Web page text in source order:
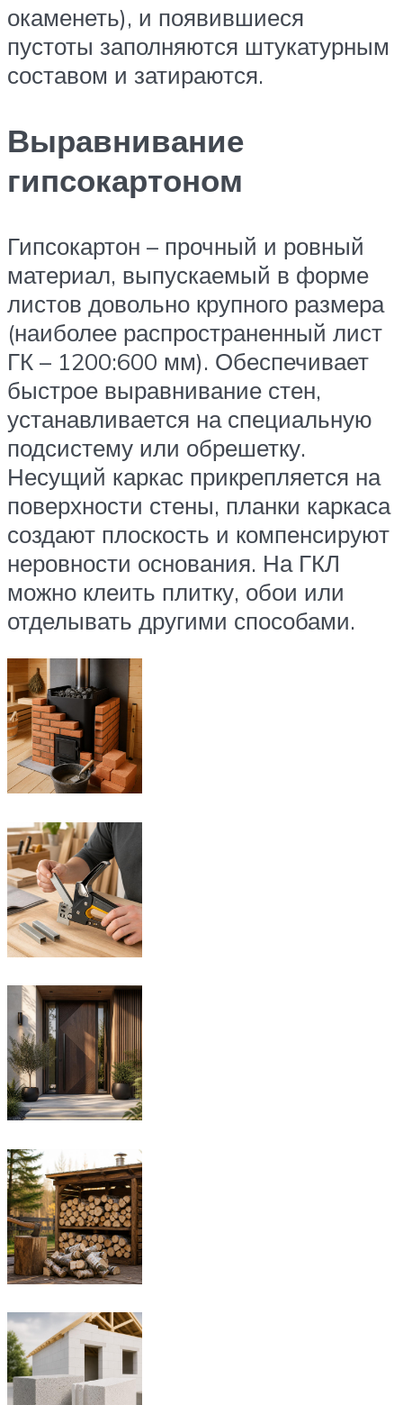
окаменеть), и появившиеся
пустоты заполняются штукатурным
составом и затираются.
Выравнивание
гипсокартоном
Гипсокартон – прочный и ровный
материал, выпускаемый в форме
листов довольно крупного размера
(наиболее распространенный лист
ГК – 1200:600 мм). Обеспечивает
быстрое выравнивание стен,
устанавливается на специальную
подсистему или обрешетку.
Несущий каркас прикрепляется на
поверхности стены, планки каркаса
создают плоскость и компенсируют
неровности основания. На ГКЛ
можно клеить плитку, обои или
отделывать другими способами.